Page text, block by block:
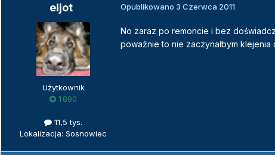
eljot
Użytkownik
1 890
11,5 tys.
Lokalizacja: Sosnowiec
Opublikowano 3 Czerwca 2011
No zaraz po remoncie i bez
poważnie to nie zaczynałbym